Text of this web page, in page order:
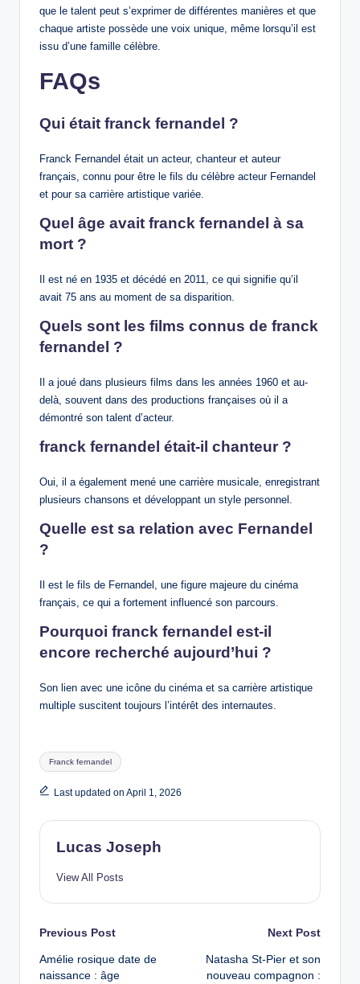
que le talent peut s’exprimer de différentes manières et que
chaque artiste possède une voix unique, même lorsqu’il est
issu d’une famille célèbre.
FAQs
Qui était franck fernandel ?
Franck Fernandel était un acteur, chanteur et auteur
français, connu pour être le fils du célèbre acteur Fernandel
et pour sa carrière artistique variée.
Quel âge avait franck fernandel à sa
mort ?
Il est né en 1935 et décédé en 2011, ce qui signifie qu’il
avait 75 ans au moment de sa disparition.
Quels sont les films connus de franck
fernandel ?
Il a joué dans plusieurs films dans les années 1960 et au-
delà, souvent dans des productions françaises où il a
démontré son talent d’acteur.
franck fernandel était-il chanteur ?
Oui, il a également mené une carrière musicale, enregistrant
plusieurs chansons et développant un style personnel.
Quelle est sa relation avec Fernandel
?
Il est le fils de Fernandel, une figure majeure du cinéma
français, ce qui a fortement influencé son parcours.
Pourquoi franck fernandel est-il
encore recherché aujourd’hui ?
Son lien avec une icône du cinéma et sa carrière artistique
multiple suscitent toujours l’intérêt des internautes.
Tags:
Franck fernandel
Last updated on April 1, 2026
Lucas Joseph
View All Posts
Post
navigation
Previous Post
Amélie rosique date de
naissance : âge
Next Post
Natasha St-Pier et son
nouveau compagnon :